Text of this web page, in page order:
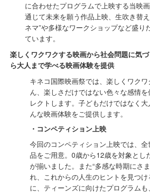
に合わせたプログラムで上映する当映
通じて未来を願う作品上映、⽣吹き替
ネマ”や多様なワークショップなど盛り
ています。
楽しくワクワクする映画から社会問題に気
ら⼤⼈まで学べる映画体験を提供
キネコ国際映画祭では、楽しくワク
ん、楽しさだけではない⾊々な感情
レクトします。⼦どもだけではなく
んな映画体験をご提供します。
・コンペティション上映
今回のコンペティション上映では、
品をご⽤意。0歳から12歳を対象とし
が揃いました。また“多感な時期にさ
れ、これからの⼈⽣のヒントを⾒つけ
に、ティーンズに向けたプログラム